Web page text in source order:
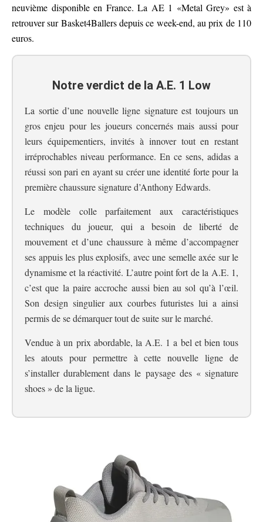
neuvième disponible en France. La AE 1 «Metal Grey» est à
retrouver sur Basket4Ballers depuis ce week-end, au prix de 110
euros.
Notre verdict de la A.E. 1 Low
La sortie d’une nouvelle ligne signature est toujours un
gros enjeu pour les joueurs concernés mais aussi pour
leurs équipementiers, invités à innover tout en restant
irréprochables niveau performance. En ce sens, adidas a
réussi son pari en ayant su créer une identité forte pour la
première chaussure signature d’Anthony Edwards.
Le modèle colle parfaitement aux caractéristiques
techniques du joueur, qui a besoin de liberté de
mouvement et d’une chaussure à même d’accompagner
ses appuis les plus explosifs, avec une semelle axée sur le
dynamisme et la réactivité. L’autre point fort de la A.E. 1,
c’est que la paire accroche aussi bien au sol qu’à l’œil.
Son design singulier aux courbes futuristes lui a ainsi
permis de se démarquer tout de suite sur le marché.
Vendue à un prix abordable, la A.E. 1 a bel et bien tous
les atouts pour permettre à cette nouvelle ligne de
s’installer durablement dans le paysage des « signature
shoes » de la ligue.